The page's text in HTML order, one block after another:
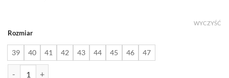
Rozmiar
39 40 41 42 43 44 45 46 47
WYCZYŚĆ